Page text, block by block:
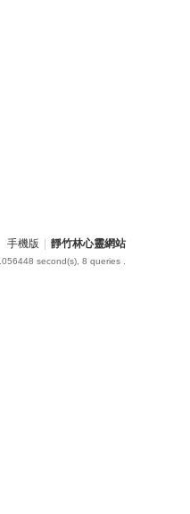
手機版 靜竹林心靈網站
second(s), 8 queries .